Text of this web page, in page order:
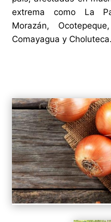
extrema como La
Morazán,
Comayagua y Choluteca.